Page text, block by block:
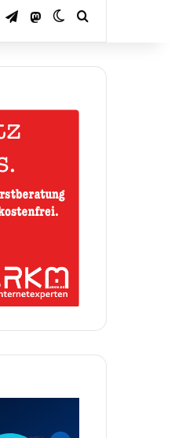
YouTubeTelegramMastodonSkin umschalten